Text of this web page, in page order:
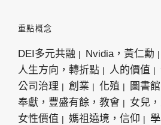
重點概念
DEI多元共融 Nvidia，黃仁勳
人生方向，轉折點
人的價值
公司治理
創業 化殖
圖書
奉獻，豐盛有餘，教會
女兒
女性價值
媽祖遶境，信仰